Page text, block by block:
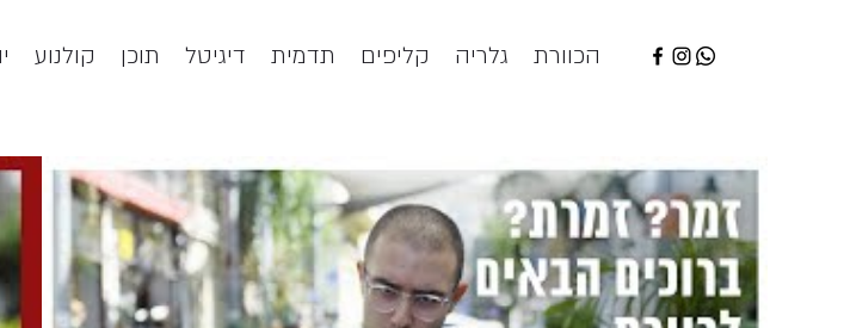
קולנוע תוכן דיגיטל תדמית קליפים גלריה הכוורת